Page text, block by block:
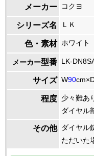
メーカー コクヨ
シリーズ名 ＬＫ
色・素材 ホワイト
メーカー型番 LK-
サイズ W90
程度 少々難あ
ダイヤル
その他
ダイヤル
ただいた